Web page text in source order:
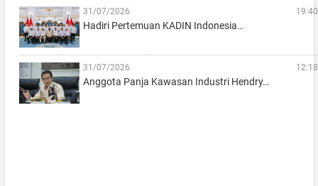
31/07/2026 19:40
Hadiri Pertemuan KADIN Indonesia…
31/07/2026 12:18
Anggota Panja Kawasan Industri Hendry…